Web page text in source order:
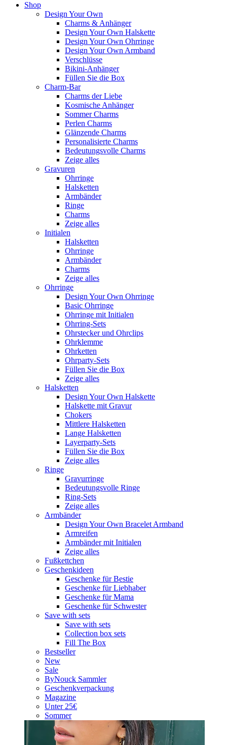
Shop
Design Your Own
Charms & Anhänger
Design Your Own Halskette
Design Your Own Ohrringe
Design Your Own Armband
Verschlüsse
Bikini-Anhänger
Füllen Sie die Box
Charm-Bar
Charms der Liebe
Kosmische Anhänger
Sommer Charms
Perlen Charms
Glänzende Charms
Personalisierte Charms
Bedeutungsvolle Charms
Zeige alles
Gravuren
Ohrringe
Halsketten
Armbänder
Ringe
Charms
Zeige alles
Initialen
Halsketten
Ohrringe
Armbänder
Charms
Zeige alles
Ohrringe
Design Your Own Ohrringe
Basic Ohrringe
Ohrringe mit Initialen
Ohrring-Sets
Ohrstecker und Ohrclips
Ohrklemme
Ohrketten
Ohrparty-Sets
Füllen Sie die Box
Zeige alles
Halsketten
Design Your Own Halskette
Halskette mit Gravur
Chokers
Mittlere Halsketten
Lange Halsketten
Layerparty-Sets
Füllen Sie die Box
Zeige alles
Ringe
Gravurringe
Bedeutungsvolle Ringe
Ring-Sets
Zeige alles
Armbänder
Design Your Own Bracelet Armband
Armreifen
Armbänder mit Initialen
Zeige alles
Fußkettchen
Geschenkideen
Geschenke für Bestie
Geschenke für Liebhaber
Geschenke für Mama
Geschenke für Schwester
Save with sets
Save with sets
Collection box sets
Fill The Box
Bestseller
New
Sale
ByNouck Sammler
Geschenkverpackung
Magazine
Unter 25€
Sommer